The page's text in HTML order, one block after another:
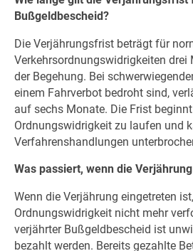
Bußgeldbescheid?
Die Verjährungsfrist beträgt für
Verkehrsordnungswidrigkeiten drei
der Begehung. Bei
einem Fahrverbot bedroht sind,
auf sechs Monate. Die Frist
Ordnungswidrigkeit zu laufen und
Verfahrenshandlungen
Was passiert, wenn die
Wenn die Verjährung eingetreten
Ordnungswidrigkeit nicht mehr
verjährter Bußgeldbescheid ist
bezahlt werden. Bereits gezahlte